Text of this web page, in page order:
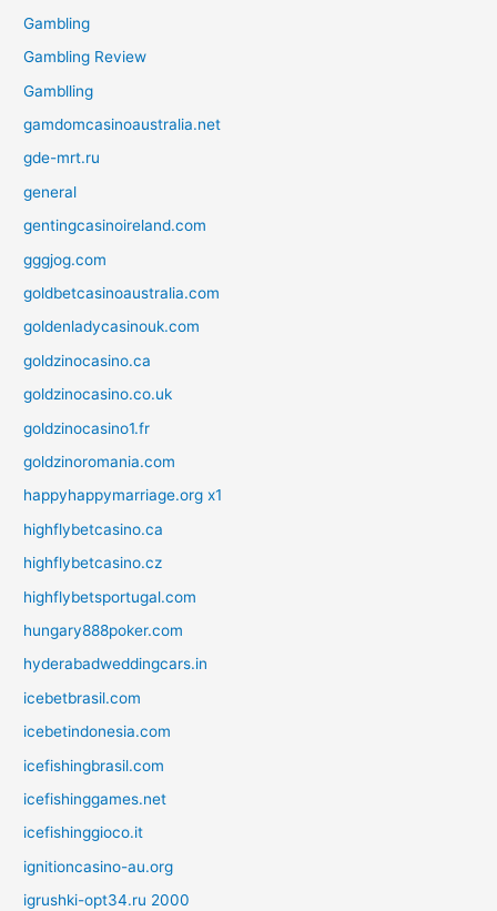
Gambling
Gambling Review
Gamblling
gamdomcasinoaustralia.net
gde-mrt.ru
general
gentingcasinoireland.com
gggjog.com
goldbetcasinoaustralia.com
goldenladycasinouk.com
goldzinocasino.ca
goldzinocasino.co.uk
goldzinocasino1.fr
goldzinoromania.com
happyhappymarriage.org x1
highflybetcasino.ca
highflybetcasino.cz
highflybetsportugal.com
hungary888poker.com
hyderabadweddingcars.in
icebetbrasil.com
icebetindonesia.com
icefishingbrasil.com
icefishinggames.net
icefishinggioco.it
ignitioncasino-au.org
igrushki-opt34.ru 2000